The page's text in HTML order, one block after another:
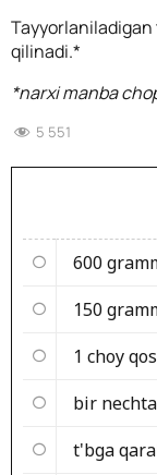
Tayyorlaniladigan
qilinadi.*
*narxi manba
5 551
600
150
1 choy
bir
t'bga